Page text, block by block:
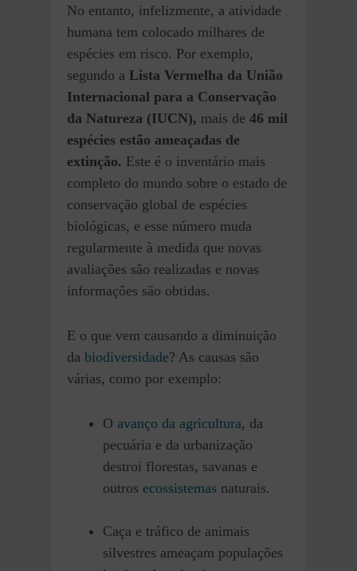
No entanto, infelizmente, a atividade
humana tem colocado milhares de
espécies em risco. Por exemplo,
segundo a Lista Vermelha da União
Internacional para a Conservação
da Natureza (IUCN), mais de 46 mil
espécies estão ameaçadas de
extinção. Este é o inventário mais
completo do mundo sobre o estado de
conservação global de espécies
biológicas, e esse número muda
regularmente à medida que novas
avaliações são realizadas e novas
informações são obtidas.
E o que vem causando a diminuição
da biodiversidade? As causas são
várias, como por exemplo:
O avanço da agricultura, da
pecuária e da urbanização
destroi florestas, savanas e
outros ecossistemas naturais.
Caça e tráfico de animais
silvestres ameaçam populações